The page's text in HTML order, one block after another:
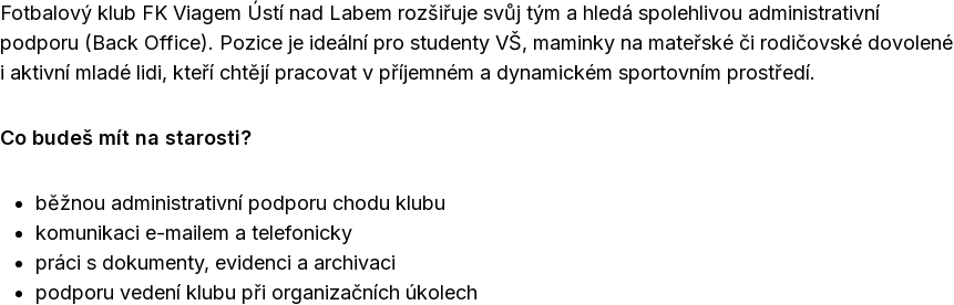
Fotbalový klub FK Viagem Ústí nad Labem rozšiřuje svůj tým a hledá spolehlivou administrativní
podporu (Back Office). Pozice je ideální pro studenty VŠ, maminky na mateřské či rodičovské dovolené
i aktivní mladé lidi, kteří chtějí pracovat v příjemném a dynamickém sportovním prostředí.
Co budeš mít na starosti?
běžnou administrativní podporu chodu klubu
komunikaci e-mailem a telefonicky
práci s dokumenty, evidenci a archivaci
podporu vedení klubu při organizačních úkolech